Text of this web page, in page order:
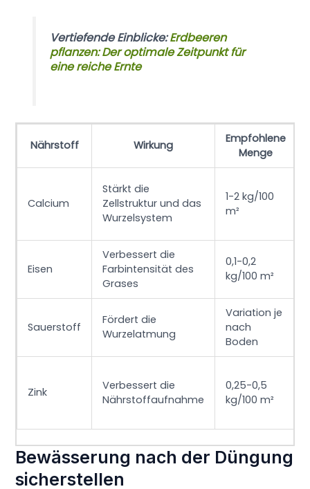
Vertiefende Einblicke:Erdbeeren
pflanzen: Der optimale Zeitpunkt für
eine reiche Ernte
Nährstoff Wirkung
Empfohlene
Menge
Calcium
Stärkt die
Zellstruktur und das
Wurzelsystem
1-2 kg/100
m²
Eisen
Verbessert die
Farbintensität des
Grases
0,1-0,2
kg/100 m²
Sauerstoff
Fördert die
Wurzelatmung
Variation je
nach
Boden
Zink
Verbessert die
Nährstoffaufnahme
0,25-0,5
kg/100 m²
Bewässerung nach der Düngung
sicherstellen